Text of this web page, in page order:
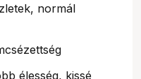
normál
élesség, kissé